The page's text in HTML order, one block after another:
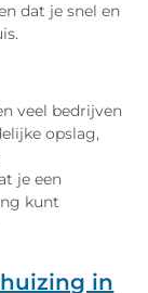
dat je snel en
veel bedrijven
opslag,
je een
kunt
in